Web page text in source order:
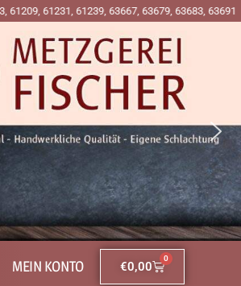
61239, 63667, 63679, 63683, 63691 und 63697
MEIN KONTO €0,00
0